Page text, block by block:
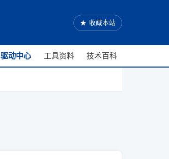
★ 收藏本站
驱动中心 工具资料 技术百科